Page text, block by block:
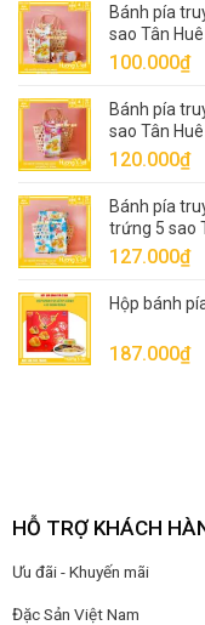
là:
Bánh pía
sao Tân
100.000₫
Bánh pía
sao Tân
120.000₫
Bánh pía
trứng 5 sao
127.000₫
Hộp bánh
187.000₫
HỖ TRỢ KHÁCH
Ưu đãi - Khuyến mãi
Đặc Sản Việt Nam